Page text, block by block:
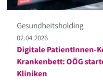
Gesundheitsholding
02.04.2026
Digitale PatientInnen-
Krankenbett: OÖG
Kliniken